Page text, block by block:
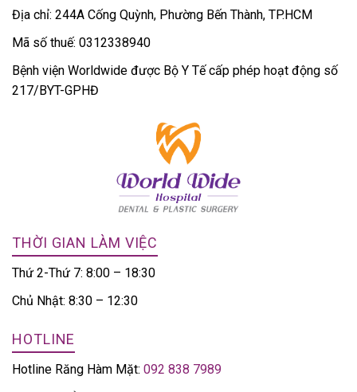
Địa chỉ: 244A Cống Quỳnh, Phường Bến Thành, TP.HCM
Mã số thuế: 0312338940
Bệnh viện Worldwide được Bộ Y Tế cấp phép hoạt động số
217/BYT-GPHĐ
THỜI GIAN LÀM VIỆC
Thứ 2-Thứ 7: 8:00 – 18:30
Chủ Nhật: 8:30 – 12:30
HOTLINE
Hotline Răng Hàm Mặt: 092 838 7989